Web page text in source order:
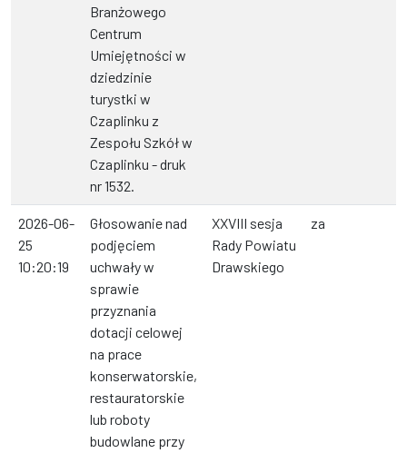
Branżowego
Centrum
Umiejętności w
dziedzinie
turystki w
Czaplinku z
Zespołu Szkół w
Czaplinku - druk
nr 1532.
2026-06-
25
10:20:19
Głosowanie nad
podjęciem
uchwały w
sprawie
przyznania
dotacji celowej
na prace
konserwatorskie,
restauratorskie
lub roboty
budowlane przy
XXVIII sesja
Rady Powiatu
Drawskiego
za